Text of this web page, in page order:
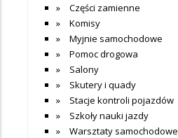
Części zamienne
Komisy
Myjnie samochodowe
Pomoc drogowa
Salony
Skutery i quady
Stacje kontroli pojazdów
Szkoły nauki jazdy
Warsztaty samochodowe